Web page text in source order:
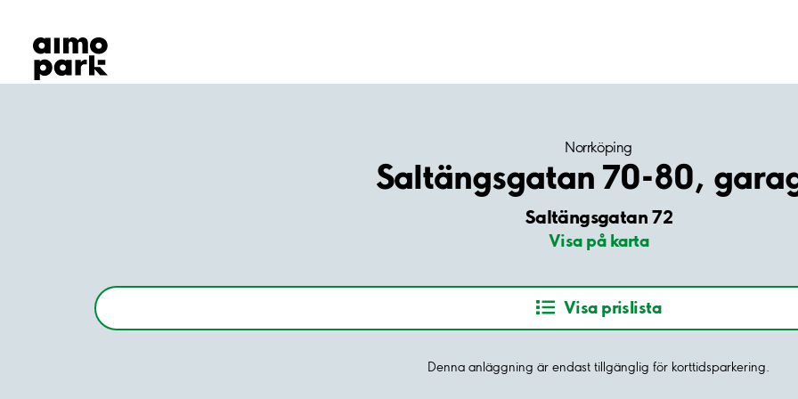
Hitta parkering
Samarbete
Kundservice
Norrköping
Saltängsgatan 70-80,
Saltängsgatan 72
Visa på karta
Visa prislista
Denna anläggning är endast tillgänglig för korttidsparkering.